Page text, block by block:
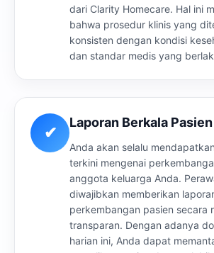
dari Clarity Homecare. Hal ini
bahwa prosedur klinis yang
konsisten dengan kondisi
dan standar medis yang
✔
Laporan Berkala Pasien
Anda akan selalu
terkini mengenai
anggota keluarga Anda.
diwajibkan memberikan
perkembangan pasien secara
transparan. Dengan adanya
harian ini, Anda dapat